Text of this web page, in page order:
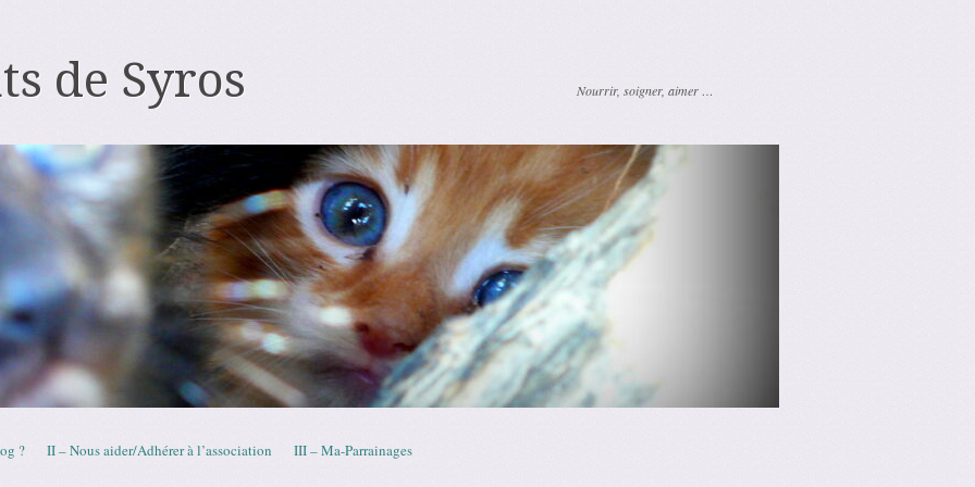
de Syros Nourrir, soigner, aimer …
? II – Nous aider/Adhérer à l’association III – Ma-Parrainages